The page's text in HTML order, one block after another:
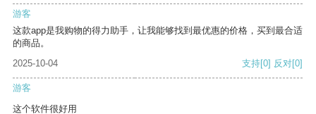
游客
这款app是我购物的得力助手，让我能够找到最优惠的价格，买到最合适
的商品。
2025-10-04
支持[0] 反对[0]
游客
这个软件很好用